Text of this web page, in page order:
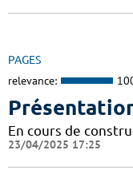
PAGES
relevance:
En cours de
23/04/2025 17:25